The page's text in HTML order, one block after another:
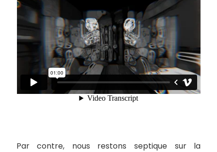
Par contre, nous restons septique sur la